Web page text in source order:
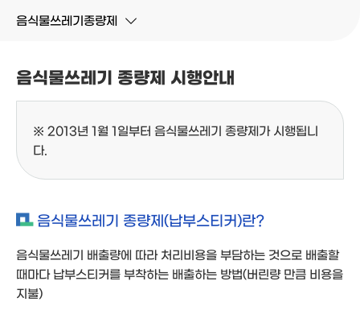
음식물쓰레기종량제
음식물쓰레기 종량제 시행안내
※ 2013년 1월 1일부터 음식물쓰레기 종량제가 시행됩니
다.
음식물쓰레기 종량제(납부스티커)란?
음식물쓰레기 배출량에 따라 처리비용을 부담하는 것으로 배출할
때마다 납부스티커를 부착하는 배출하는 방법(버린량 만큼 비용을
지불)